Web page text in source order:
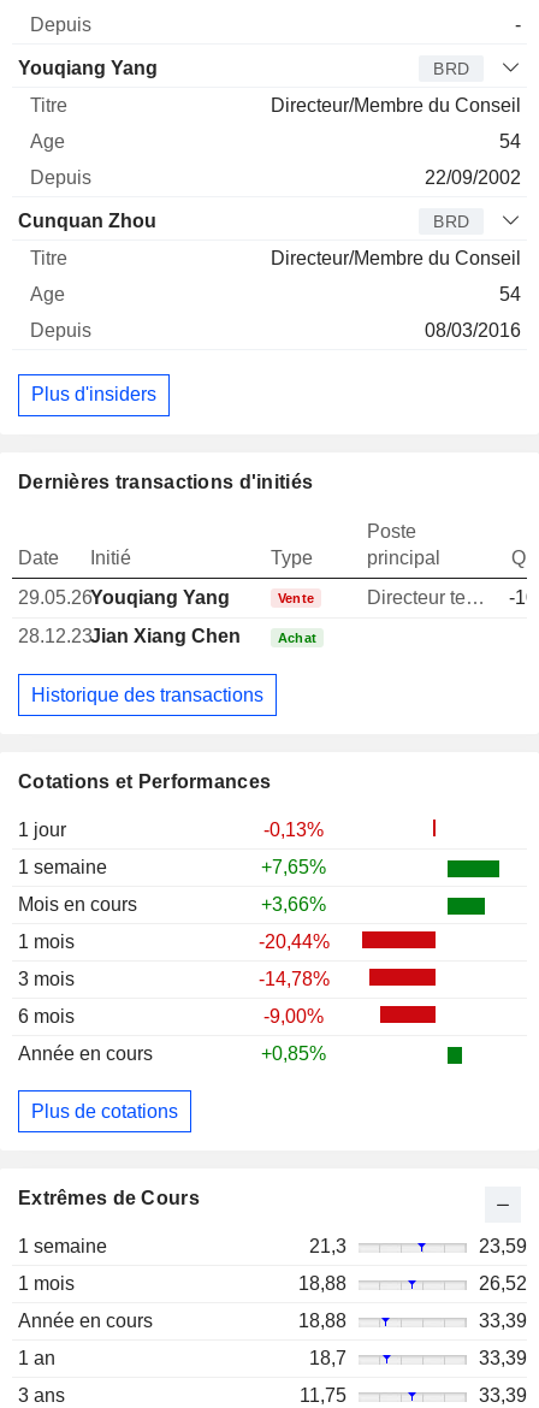
Cotations et Performances
1 jour
-0,13%
1 semaine
+7,65%
Mois en cours
+3,66%
1 mois
-20,44%
3 mois
-14,78%
6 mois
-9,00%
Année en cours
+0,85%
Plus de cotations
Extrêmes de Cours
1 semaine 21,3
23,59
1 mois
18,88
26,52
Année en cours
18,88
33,39
1 an
18,7
33,39
3 ans
11,75
33,39
-
Youqiang Yang BRD
Directeur/Membre du Conseil
54
22/09/2002
Cunquan Zhou BRD
Directeur/Membre du Conseil
54
08/03/2016
Plus d'insiders
Dernières transactions d'initiés
Date Initié Type
Poste
principal
29.05.26Youqiang Yang Vente Directeur technique
-
28.12.23Jian Xiang Chen Achat
Historique des transactions